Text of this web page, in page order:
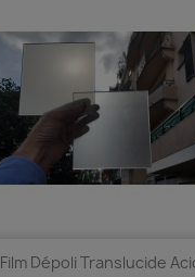
Film Dépoli Translucide